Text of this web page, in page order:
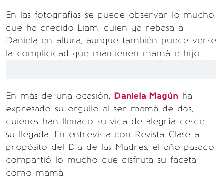
En las fotografías se puede observar lo mucho
que ha crecido Liam, quien ya rebasa a
Daniela en altura, aunque también puede verse
la complicidad que mantienen mamá e hijo.
En más de una ocasión, Daniela Magún ha
expresado su orgullo al ser mamá de dos,
quienes han llenado su vida de alegría desde
su llegada. En entrevista con Revista Clase a
propósito del Día de las Madres, el año pasado,
compartió lo mucho que disfruta su faceta
como mamá.